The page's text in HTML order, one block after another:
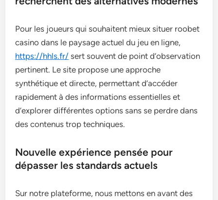
Pour les joueurs qui souhaitent mieux situer roobet
casino dans le paysage actuel du jeu en ligne,
https://hhls.fr/ sert souvent de point d’observation
pertinent. Le site propose une approche
synthétique et directe, permettant d’accéder
rapidement à des informations essentielles et
d’explorer différentes options sans se perdre dans
des contenus trop techniques.
Nouvelle expérience pensée pour
dépasser les standards actuels
Sur notre plateforme, nous mettons en avant des